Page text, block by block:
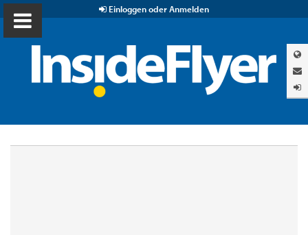
Einloggen oder Anmelden